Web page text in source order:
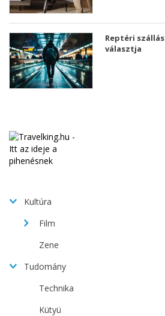
Reptéri
választja
Kultúra
Film
Zene
Tudomány
Technika
Kütyü